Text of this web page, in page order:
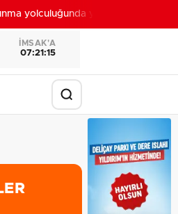
yolculuğunda yeni dönem
İMSAK'A
07:21:13